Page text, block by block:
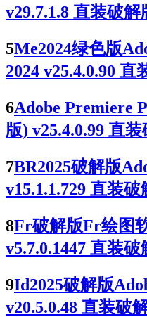
v29.7.1.8 直装破解
5Me2024绿色版
2024 v25.4.0.90 直
6Adobe Premiere
版) v25.4.0.99 直
7BR2025破解版
v15.1.1.729 直装破
8Fr破解版Fr绘图
v5.7.0.1447 直装破
9Id2025破解版
v20.5.0.48 直装破